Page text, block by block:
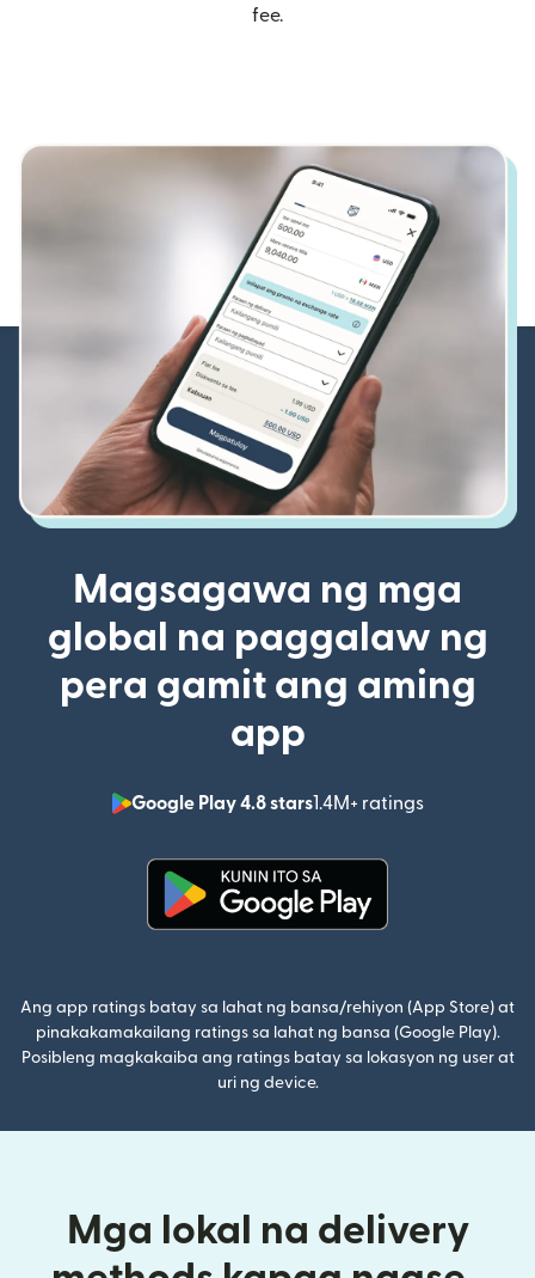
fee.
Magsagawa ng mga
global na paggalaw ng
pera gamit ang aming
app
Google Play 4.8 stars1.4M+ ratings
(bubukas
Ang app ratings batay sa lahat ng bansa/rehiyon (App Store) at
pinakakamakailang ratings sa lahat ng bansa (Google Play).
Posibleng magkakaiba ang ratings batay sa lokasyon ng user at
uri ng device.
Mga lokal na delivery